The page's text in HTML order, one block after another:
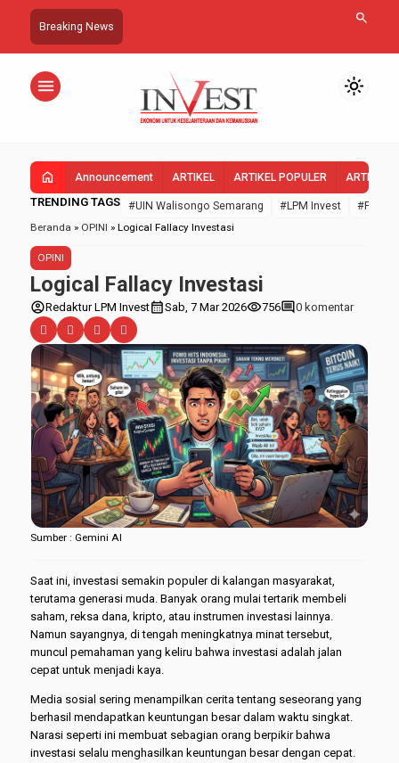
Breaking News search
menu light_mode
home Announcement ARTIKEL ARTIKEL POPULER ARTIKEL
TRENDING TAGS #UIN Walisongo Semarang #LPM Invest
#FEBI
Beranda » OPINI » Logical Fallacy Investasi
OPINI
Logical Fallacy Investasi
account_circleRedaktur LPM Investcalendar_monthSab, 7 Mar 2026visibility756comment0 komentar
Sumber : Gemini AI
Saat ini, investasi semakin populer di kalangan masyarakat,
terutama generasi muda. Banyak orang mulai tertarik membeli
saham, reksa dana, kripto, atau instrumen investasi lainnya.
Namun sayangnya, di tengah meningkatnya minat tersebut,
muncul pemahaman yang keliru bahwa investasi adalah jalan
cepat untuk menjadi kaya.
Media sosial sering menampilkan cerita tentang seseorang yang
berhasil mendapatkan keuntungan besar dalam waktu singkat.
Narasi seperti ini membuat sebagian orang berpikir bahwa
investasi selalu menghasilkan keuntungan besar dengan cepat.